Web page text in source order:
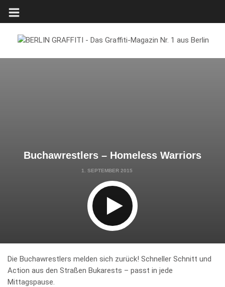
Buchawrestlers – Homeless Warriors
1. SEPTEMBER 2015
Die Buchawrestlers melden sich zurück! Schneller Schnitt und
Action aus den Straßen Bukarests – passt in jede
Mittagspause.